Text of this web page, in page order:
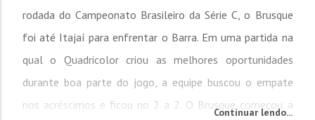
rodada do Campeonato Brasileiro da Série C, o Brusque
foi até Itajaí para enfrentar o Barra. Em uma partida na
qual o Quadricolor criou as melhores oportunidades
durante boa parte do jogo, a equipe buscou o empate
nos acréscimos e ficou no 2 a 2. O Brusque começou a
Continuar lendo...